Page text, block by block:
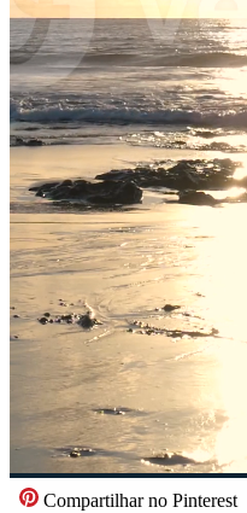
Compartilhar no Pinterest